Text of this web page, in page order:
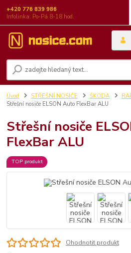
+420 776 839 986
Infolinka: Po-Pá 8-18 hod.
Úvod STŘEŠNÍ NOSIČE ŠKODA
Střešní nosiče ELSON Auto FlexBar ALU
Střešní nosiče
FlexBar ALU
TOP produkt
Ohodnotit produkt